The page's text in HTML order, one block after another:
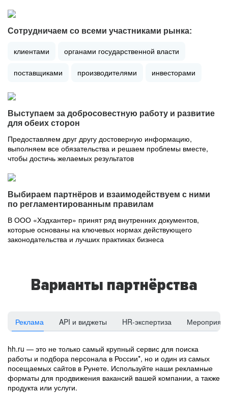
Сотрудничаем со всеми участниками рынка:
клиентами органами государственной власти
поставщиками производителями инвесторами
Выступаем за добросовестную работу и развитие
для обеих сторон
Предоставляем друг другу достоверную информацию,
выполняем все обязательства и решаем проблемы вместе,
чтобы достичь желаемых результатов
Выбираем партнёров и взаимодействуем с ними
по регламентированным правилам
В ООО «Хэдхантер» принят ряд внутренних документов,
которые основаны на ключевых нормах действующего
законодательства и лучших практиках бизнеса
Варианты партнёрства
Реклама API и виджеты HR-экспертиза
hh.ru — это не только самый крупный сервис для поиска
работы и подбора персонала в России*, но и один из самых
посещаемых сайтов в Рунете. Используйте наши рекламные
форматы для продвижения вакансий вашей компании, а также
продукта или услуги.